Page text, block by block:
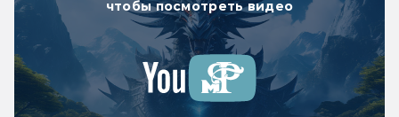
чтобы посмотреть видео